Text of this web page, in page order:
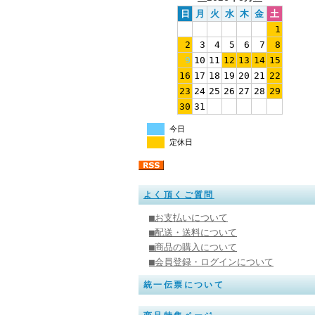
日
月 火 水 木 金
土
1
2
3 4 5 6 7
8
9 10 11 12 13 14 15
16 17 18 19 20 21
22
23 24 25 26 27 28 29
30 31
今日
定休日
よく頂くご質問
■お支払いについて
■配送・送料について
■商品の購入について
■会員登録・ログインについて
統一伝票について